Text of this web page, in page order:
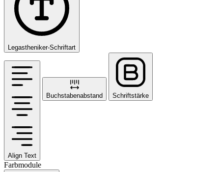
Legastheniker-Schriftart
Align Text
Buchstabenabstand Schriftstärke
Farbmodule